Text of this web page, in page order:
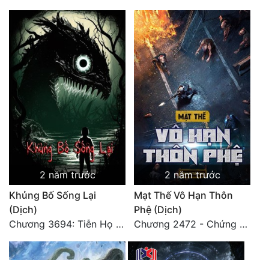
2 năm trước
Khủng Bố Sống Lại
(Dịch)
Chương 3694: Tiễn Họ Đoạn Đường Cuối - Hoàn
2 năm trước
Mạt Thế Vô Hạn Thôn
Phệ (Dịch)
Chương 2472 - Chứng đạo vĩnh hằng! (Đại kết cục) (4)